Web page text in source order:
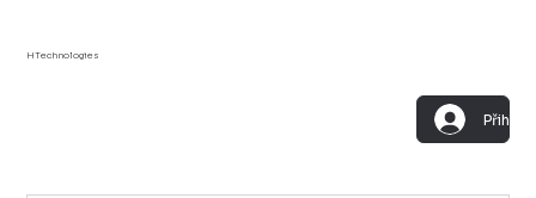
HTechnologies